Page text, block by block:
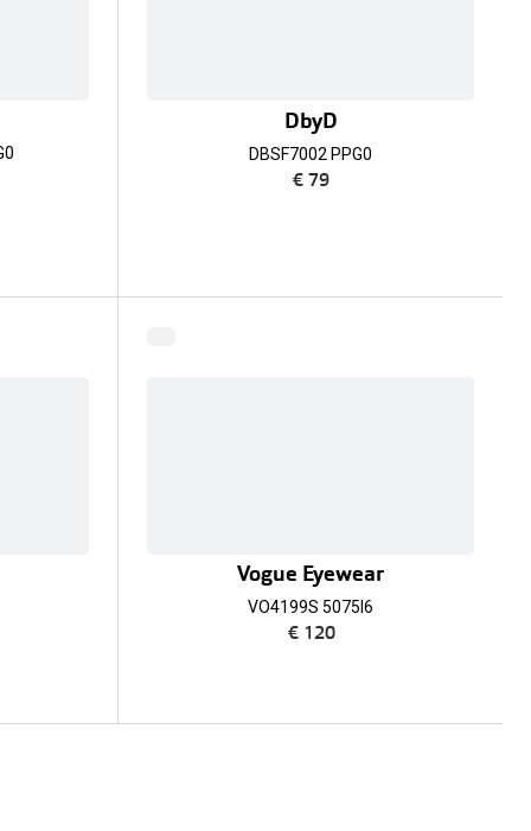
DbyD
DBSF7002 PPG0
€ 79
Vogue Eyewear
VO4199S 5075I6
€ 120